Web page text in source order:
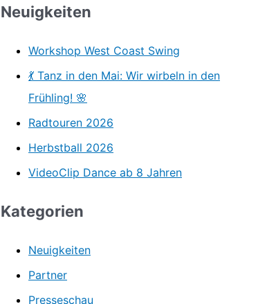
c
Neuigkeiten
Workshop West Coast Swing
💃 Tanz in den Mai: Wir wirbeln in den
Frühling! 🌸
Radtouren 2026
Herbstball 2026
VideoClip Dance ab 8 Jahren
Kategorien
Neuigkeiten
Partner
Presseschau